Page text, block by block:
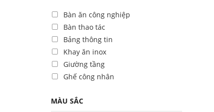
Bàn ăn công nghiệp
Bàn thao tác
Bảng thông tin
Khay ăn inox
Giường tầng
Ghế công nhân
MÀU SẮC